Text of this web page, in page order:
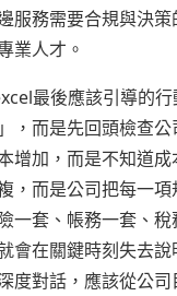
服務需要合規與決
業人才。
最後應該引導的
，而是先回頭檢查
增加，而是不知道
，而是公司把每一項
一套、帳務一套、
會在關鍵時刻失去
度對話，應該從公